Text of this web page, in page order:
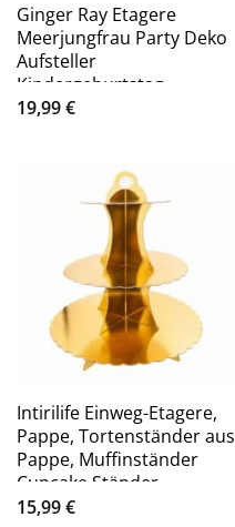
Ginger Ray Etagere
Meerjungfrau Party Deko
Aufsteller
Kindergeburtstag
19,99€
Intirilife Einweg-Etagere,
Pappe, Tortenständer aus
Pappe, Muffinständer
Cupcake Ständer
15,99€